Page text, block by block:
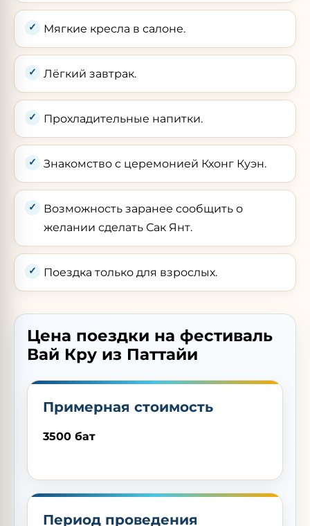
Мягкие кресла в салоне.
Лёгкий завтрак.
Прохладительные напитки.
Знакомство с церемонией Кхонг Куэн.
Возможность заранее сообщить о
желании сделать Сак Янт.
Поездка только для взрослых.
Цена поездки на фестиваль
Вай Кру из Паттайи
Примерная стоимость
3500 бат
Период проведения